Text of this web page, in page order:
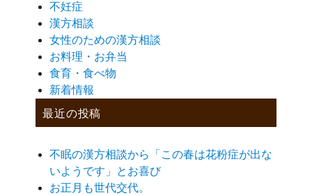
不妊症
漢方相談
女性のための漢方相談
お料理・お弁当
食育・食べ物
新着情報
最近の投稿
不眠の漢方相談から「この春は花粉症が出な
いようです」とお喜び
お正月も世代交代。